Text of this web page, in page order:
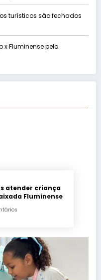
turísticos são fechados
x Fluminense pelo
atender criança
Fluminense